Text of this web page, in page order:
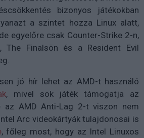
bizonyos játékokban
a szintet hozza Linux alatt,
egyelőre csak Counter-Strike 2-n,
The Finalsön és a Resident Evil
jó hír lehet az AMD-t használó
, mivel sok játék támogatja az
az AMD Anti-Lag 2-t viszon nem
Arc videokártyák tulajdonosai is
, főleg most, hogy az Intel Linuxos